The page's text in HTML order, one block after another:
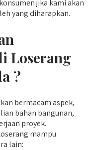
jika kami akan
yang diharapkan.
Loserang
?
bermacam aspek,
bahan bangunan,
proyek.
mampu
lain: